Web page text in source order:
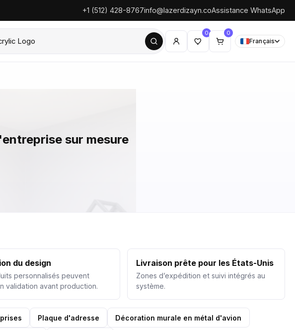
+1 (512) 428-8767info@lazerdizayn.coAssistance WhatsApp
0 0
Français
sur mesure
du design
personnalisés peuvent
validation avant production.
Livraison prête pour les États-Unis
Zones d’expédition et suivi intégrés au
système.
Plaque d'adresse Décoration murale en métal d'avion